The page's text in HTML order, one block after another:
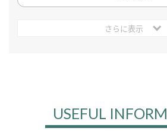
さらに表示
USEFUL